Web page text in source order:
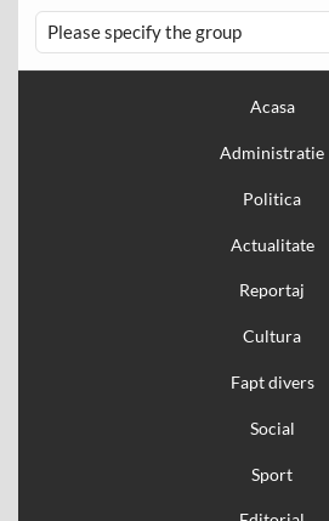
Please specify the group
Acasa
Administratie
Politica
Actualitate
Reportaj
Cultura
Fapt divers
Social
Sport